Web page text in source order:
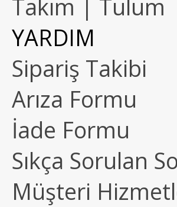
Takım | Tulum
YARDIM
Sipariş Takibi
Arıza Formu
İade Formu
Sıkça Sorulan
Müşteri